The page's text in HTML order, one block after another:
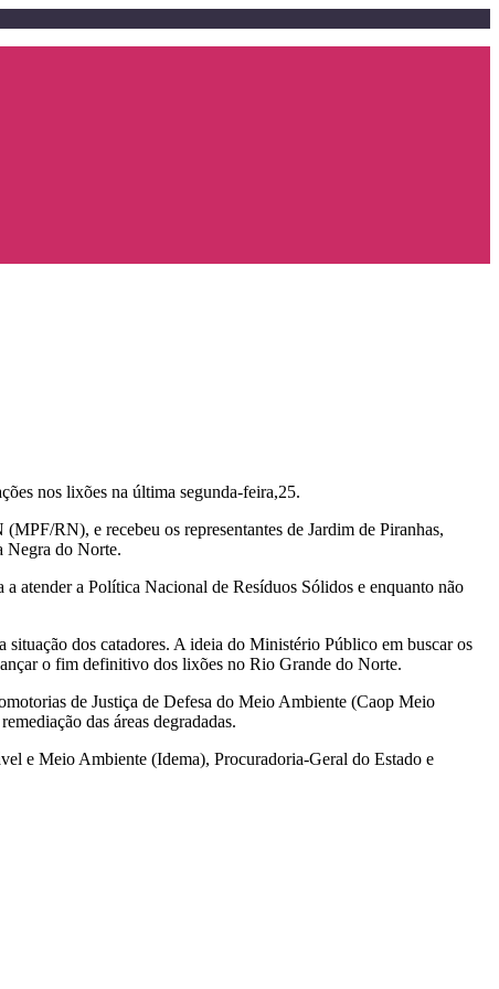
nos lixões na última segunda-feira,25.
RN), e recebeu os representantes de Jardim de Piranhas,
Negra do Norte.
atender a Política Nacional de Resíduos Sólidos e enquanto não
dos catadores. A ideia do Ministério Público em buscar os
o fim definitivo dos lixões no Rio Grande do Norte.
de Justiça de Defesa do Meio Ambiente (Caop Meio
das áreas degradadas.
e Meio Ambiente (Idema), Procuradoria-Geral do Estado e